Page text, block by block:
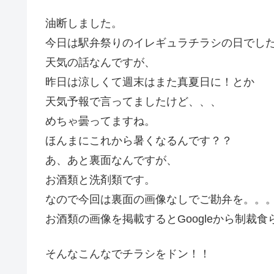
油断しました。
今日は駅弁祭りのイレギュラチラシの日でした
天気の話なんですが、
昨日は涼しくて週末はまた真夏日に！とか
天気予報で言ってましたけど、、、
めちゃ曇ってますね。
ほんまにこれから暑くなるんです？？
あ、あと裏面なんですが、
お酒類と洗剤類です。
なので今回は裏面の画像なしでご勘弁を。。。
お酒類の画像を掲載するとGoogleから制裁食
そんなこんなでチラシをドン！！